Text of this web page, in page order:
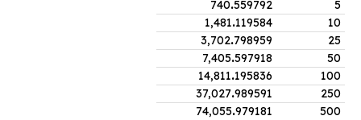
5
740.559792
10
1,481.119584
25
3,702.798959
50
7,405.597918
100
14,811.195836
250
37,027.989591
500
74,055.979181